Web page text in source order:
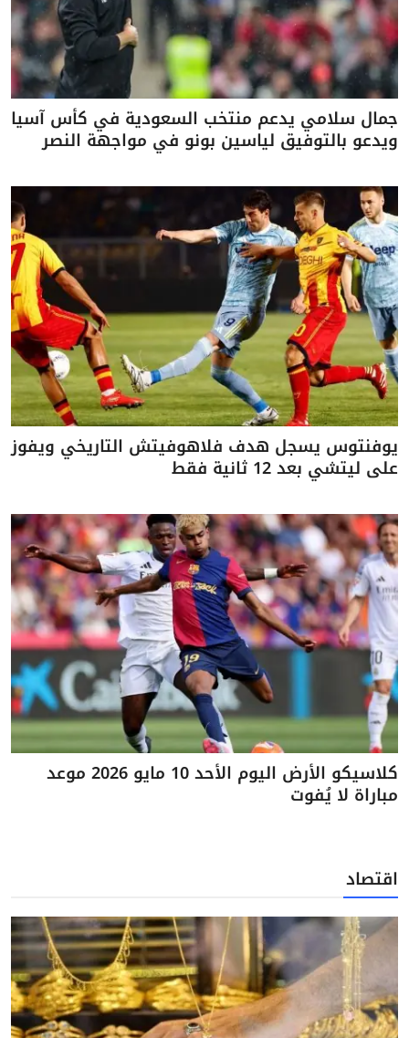
جمال سلامي يدعم منتخب السعودية في كأس آسيا
ويدعو بالتوفيق لياسين بونو في مواجهة النصر
يوفنتوس يسجل هدف فلاهوفيتش التاريخي ويفوز
على ليتشي بعد 12 ثانية فقط
كلاسيكو الأرض اليوم الأحد 10 مايو 2026 موعد
مباراة لا يُفوت
اقتصاد